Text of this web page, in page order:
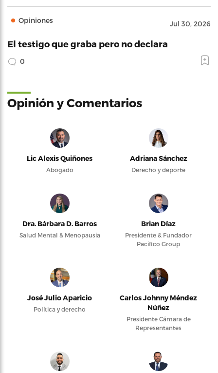
Opiniones Jul 30, 2026
El testigo que graba pero no declara
0
Opinión y Comentarios
Lic Alexis Quiñones
Abogado
Adriana Sánchez
Derecho y deporte
Dra. Bárbara D. Barros
Salud Mental & Menopausia
Brian Díaz
Presidente & Fundador
Pacifico Group
José Julio Aparicio
Política y derecho
Carlos Johnny Méndez
Núñez
Presidente Cámara de
Representantes